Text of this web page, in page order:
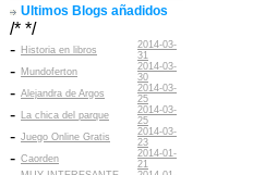
Ultimos Blogs añadidos
/* */
- Historia en libros
2014-03-
31
- Mundoferton
2014-03-
30
- Alejandra de Argos
2014-03-
25
- La chica del parque
2014-03-
25
- Juego Online Gratis
2014-03-
23
- Caorden
2014-01-
21